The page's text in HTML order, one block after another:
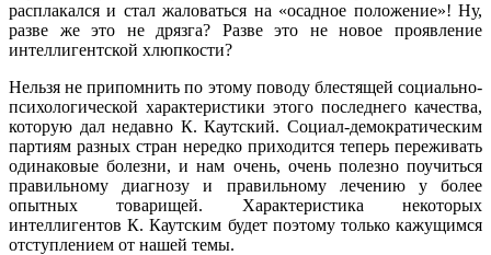
расплакался и стал жаловаться на «осадное положение»! Ну,
разве же это не дрязга? Разве это не новое проявление
интеллигентской хлюпкости?
Нельзя не припомнить по этому поводу блестящей социально-
психологической характеристики этого последнего качества,
которую дал недавно К. Каутский. Социал-демократическим
партиям разных стран нередко приходится теперь переживать
одинаковые болезни, и нам очень, очень полезно поучиться
правильному диагнозу и правильному лечению у более
опытных товарищей. Характеристика некоторых
интеллигентов К. Каутским будет поэтому только кажущимся
отступлением от нашей темы.